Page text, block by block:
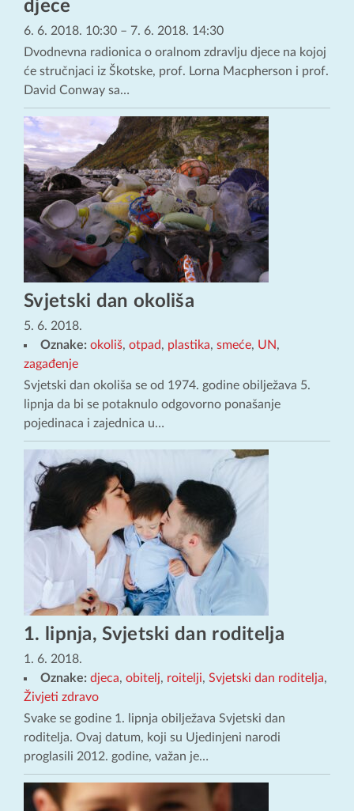
djece
6. 6. 2018. 10:30 – 7. 6. 2018. 14:30
Dvodnevna radionica o oralnom zdravlju djece na kojoj
će stručnjaci iz Škotske, prof. Lorna Macpherson i prof.
David Conway sa…
Svjetski dan okoliša
5. 6. 2018.
Oznake: okoliš, otpad, plastika, smeće, UN,
zagađenje
Svjetski dan okoliša se od 1974. godine obilježava 5.
lipnja da bi se potaknulo odgovorno ponašanje
pojedinaca i zajednica u…
1. lipnja, Svjetski dan roditelja
1. 6. 2018.
Oznake: djeca, obitelj, roitelji, Svjetski dan roditelja,
Živjeti zdravo
Svake se godine 1. lipnja obilježava Svjetski dan
roditelja. Ovaj datum, koji su Ujedinjeni narodi
proglasili 2012. godine, važan je…